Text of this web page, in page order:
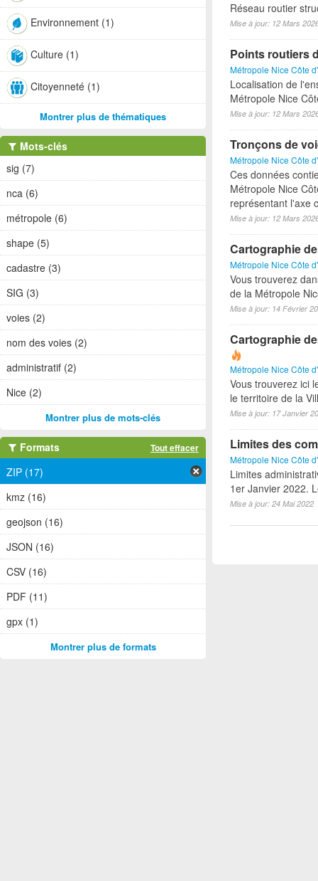
Réseau routier
Mise à jour: 12 Mars
Points routiers
Métropole Nice Côte
Localisation de
Métropole Nice
Mise à jour: 12 Mars
Tronçons de
Métropole Nice Côte
Ces données
Métropole Nice
représentant l'axe
Mise à jour: 12 Mars
Cartographie
Métropole Nice Côte
Vous trouverez
de la Métropole
Mise à jour: 14 Février
Cartographie
Métropole Nice Côte
Vous trouverez ici
le territoire de la
Mise à jour: 17 Janvier
Limites des
Métropole Nice Côte
Limites
1er Janvier 2022.
Mise à jour: 24 Mai 2022
Environnement (1)
Culture (1)
Citoyenneté (1)
Montrer plus de thématiques
Mots-clés
sig (7)
nca (6)
métropole (6)
shape (5)
cadastre (3)
SIG (3)
voies (2)
nom des voies (2)
administratif (2)
Nice (2)
Montrer plus de mots-clés
Formats Tout effacer
ZIP (17)
kmz (16)
geojson (16)
JSON (16)
CSV (16)
PDF (11)
gpx (1)
Montrer plus de formats